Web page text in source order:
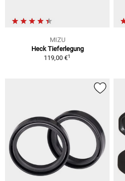
MIZU
Heck Tieferlegung
119,00 €1